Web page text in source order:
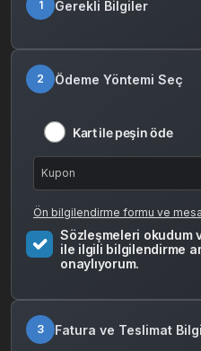
1 Gerekli Bilgiler
2 Ödeme Yöntemi Seç
Kart ile peşin öde
Ön bilgilendirme formu ve
Sözleşmeleri okudum
ile ilgili bilgilendirme
onaylıyorum.
3 Fatura ve Teslimat